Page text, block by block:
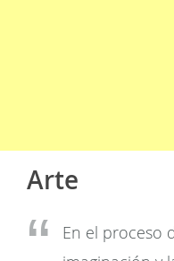
Arte
En el proceso